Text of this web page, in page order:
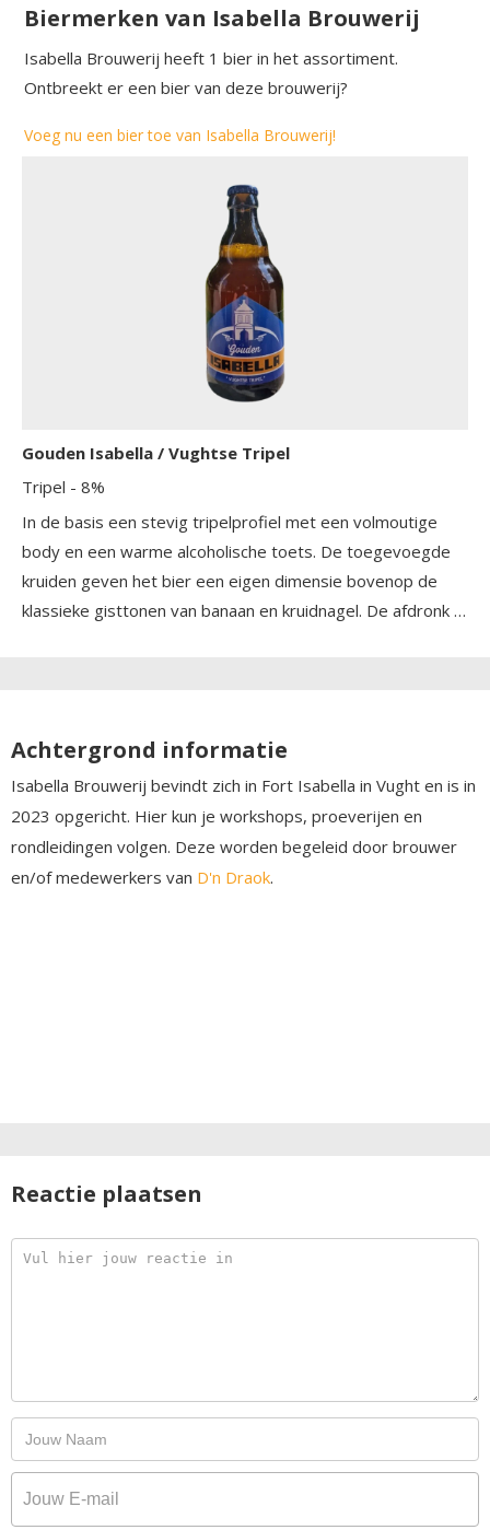
Biermerken van Isabella Brouwerij
Isabella Brouwerij heeft 1 bier in het assortiment.
Ontbreekt er een bier van deze brouwerij?
Voeg nu een bier toe van Isabella Brouwerij!
Gouden Isabella / Vughtse Tripel
Tripel - 8%
In de basis een stevig tripelprofiel met een volmoutige
body en een warme alcoholische toets. De toegevoegde
kruiden geven het bier een eigen dimensie bovenop de
klassieke gisttonen van banaan en kruidnagel. De afdronk is
Achtergrond informatie
Isabella Brouwerij bevindt zich in Fort Isabella in Vught en is in
2023 opgericht. Hier kun je workshops, proeverijen en
rondleidingen volgen. Deze worden begeleid door brouwer
en/of medewerkers van D'n Draok.
Reactie plaatsen